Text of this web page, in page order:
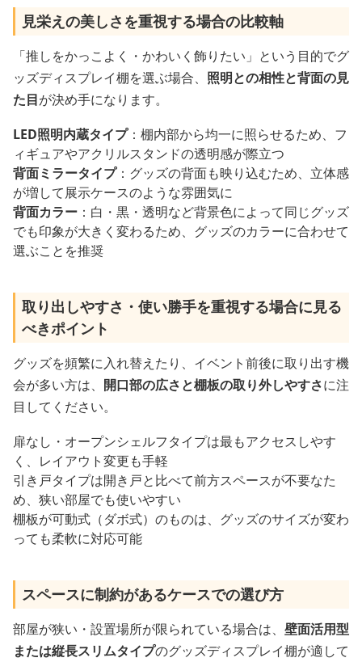
見栄えの美しさを重視する場合の比較軸
「推しをかっこよく・かわいく飾りたい」という目的でグ
ッズディスプレイ棚を選ぶ場合、 照明との相性と背面の見
た目が決め手になります。
LED照明内蔵タイプ：棚内部から均一に照らせるため、フ
ィギュアやアクリルスタンドの透明感が際立つ
背面ミラータイプ：グッズの背面も映り込むため、立体感
が増して展示ケースのような雰囲気に
背面カラー ：白・黒・透明など背景色によって同じグッズ
でも印象が大きく変わるため、グッズのカラーに合わせて
選ぶことを推奨
取り出しやすさ・使い勝手を重視する場合に見る
べきポイント
グッズを頻繁に入れ替えたり、イベント前後に取り出す機
会が多い方は、 開口部の広さと棚板の取り外しやすさに注
目してください。
扉なし・オープンシェルフタイプは最もアクセスしやす
く、レイアウト変更も手軽
引き戸タイプは開き戸と比べて前方スペースが不要なた
め、狭い部屋でも使いやすい
棚板が可動式（ダボ式）のものは、グッズのサイズが変わ
っても柔軟に対応可能
スペースに制約があるケースでの選び方
部屋が狭い・設置場所が限られている場合は、 壁面活用型
または縦長スリムタイプのグッズディスプレイ棚が適して